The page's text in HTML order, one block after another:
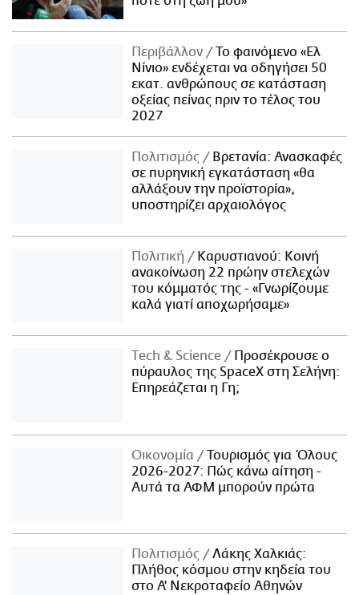
Περιβάλλον
Το φαινόμενο «Ελ
Νίνιο» ενδέχεται να οδηγήσει 50
εκατ. ανθρώπους σε κατάσταση
οξείας πείνας πριν το τέλος του
2027
Πολιτισμός
Βρετανία: Ανασκαφές
σε πυρηνική εγκατάσταση «θα
αλλάξουν την προϊστορία»,
υποστηρίζει αρχαιολόγος
Πολιτική
Καρυστιανού: Κοινή
ανακοίνωση 22 πρώην στελεχών
του κόμματός της - «Γνωρίζουμε
καλά γιατί αποχωρήσαμε»
Τech & Science
Προσέκρουσε ο
πύραυλος της SpaceX στη Σελήνη:
Επηρεάζεται η Γη;
Οικονομία
Τουρισμός για Όλους
2026-2027: Πώς κάνω αίτηση -
Αυτά τα ΑΦΜ μπορούν πρώτα
Πολιτισμός
Λάκης Χαλκιάς:
Πλήθος κόσμου στην κηδεία του
στο Α' Νεκροταφείο Αθηνών